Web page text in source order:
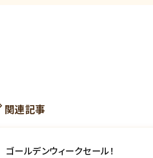
関連記事
ゴールデンウィークセール！